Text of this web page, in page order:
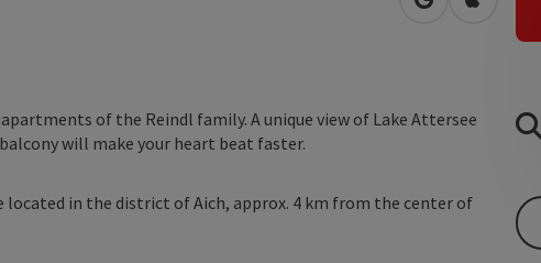
open inOpen in
of the Reindl family. A unique view of Lake Attersee
will make your heart beat faster.
in the district of Aich, approx. 4 km from the center of